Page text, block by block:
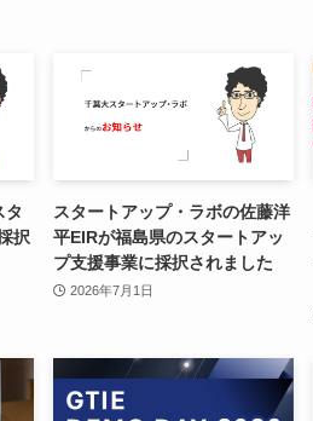
タ
択
スタートアップ・ラボの佐藤洋
平EIRが福島県のスタートアッ
プ支援事業に採択されました
2026年7月1日